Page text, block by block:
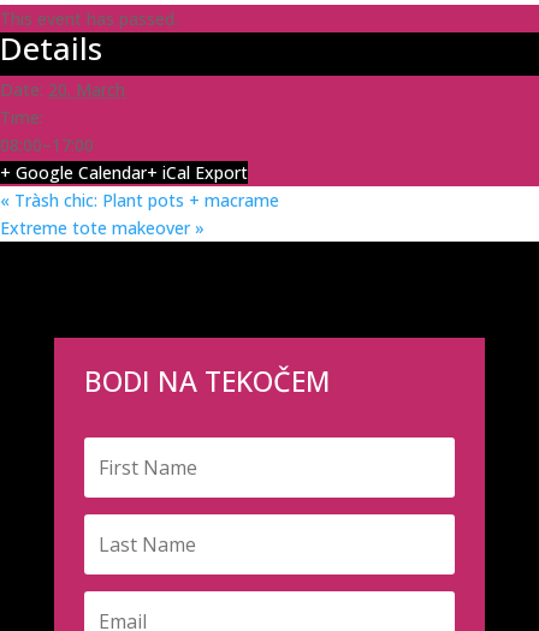
This event has passed.
Details
Date: 20. March
Time:
08:00–17:00
+ Google Calendar+ iCal Export
« Tràsh chic: Plant pots + macrame
Extreme tote makeover»
BODI NA TEKOČEM